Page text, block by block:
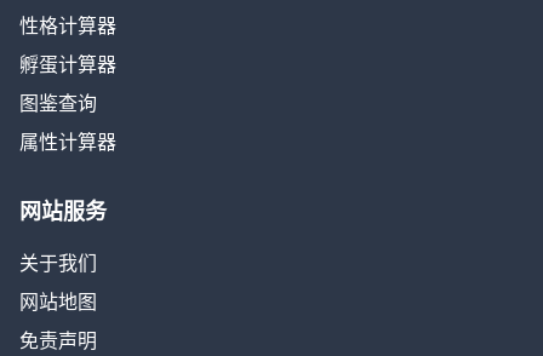
性格计算器
孵蛋计算器
图鉴查询
属性计算器
网站服务
关于我们
网站地图
免责声明